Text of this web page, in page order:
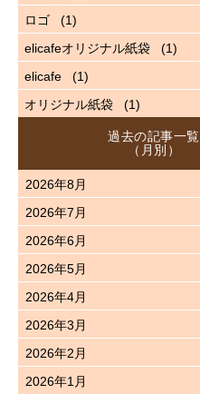
ロゴ
(1)
elicafeオリジナル紙袋
(1)
elicafe
(1)
オリジナル紙袋
(1)
過去の記事一覧
（月別）
2026年8月
2026年7月
2026年6月
2026年5月
2026年4月
2026年3月
2026年2月
2026年1月